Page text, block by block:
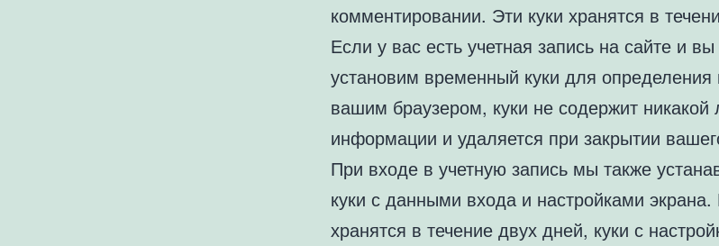
комментировании. Эти куки хранятся в
Если у вас есть учетная запись на сайте и
установим временный куки для определения
вашим браузером, куки не содержит никакой
информации и удаляется при закрытии
При входе в учетную запись мы также
куки с данными входа и настройками экрана.
хранятся в течение двух дней, куки с